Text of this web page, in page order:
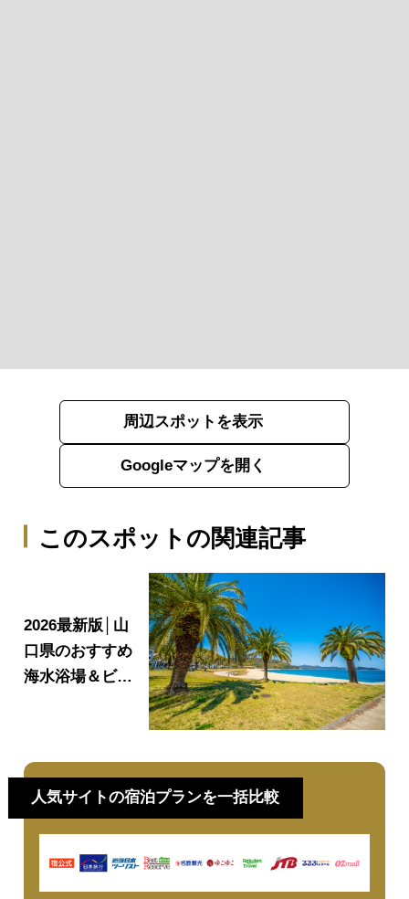
このスポットの関連記事
2026最新版│山
口県のおすすめ
海水浴場＆ビー
周辺スポットを表示
Googleマップを開く
人気サイトの宿泊プランを一括比較